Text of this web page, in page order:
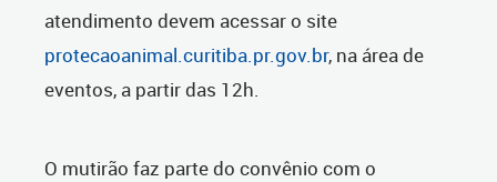
atendimento devem acessar o site
protecaoanimal.curitiba.pr.gov.br, na área de
eventos, a partir das 12h.
O mutirão faz parte do convênio com o